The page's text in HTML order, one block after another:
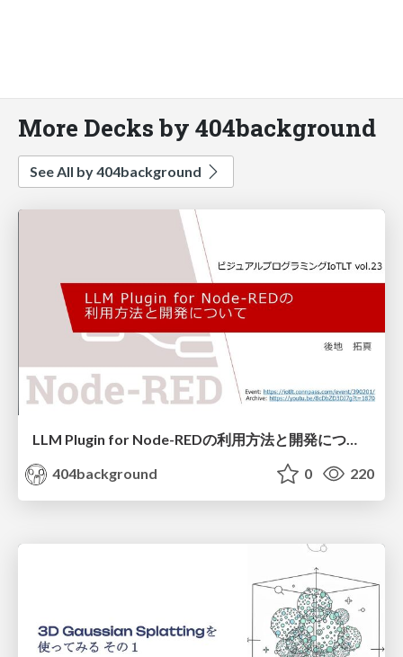
More Decks by 404background
See All by 404background
LLM Plugin for Node-REDの利用方法と開発について
404background
0 220